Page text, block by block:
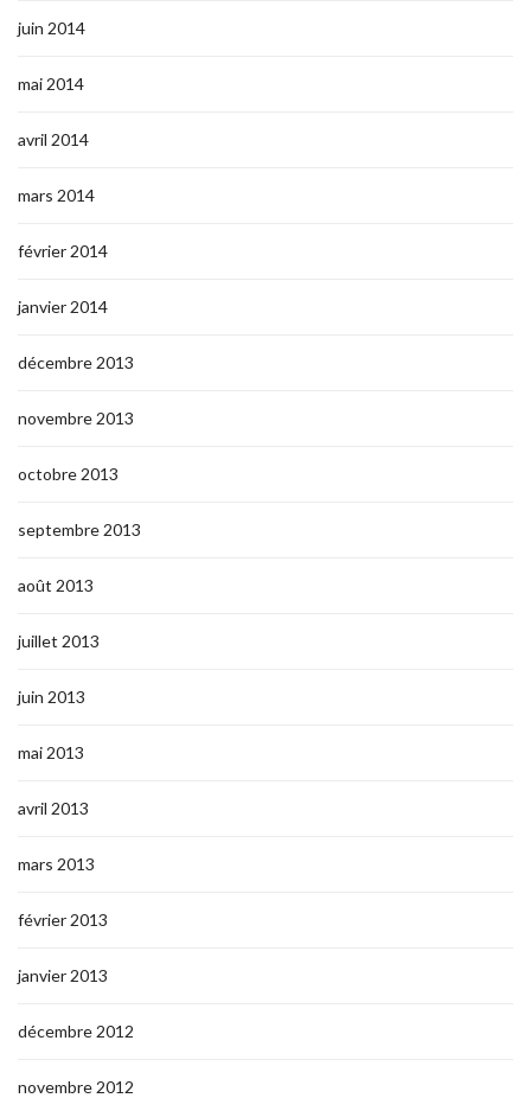
juin 2014
mai 2014
avril 2014
mars 2014
février 2014
janvier 2014
décembre 2013
novembre 2013
octobre 2013
septembre 2013
août 2013
juillet 2013
juin 2013
mai 2013
avril 2013
mars 2013
février 2013
janvier 2013
décembre 2012
novembre 2012